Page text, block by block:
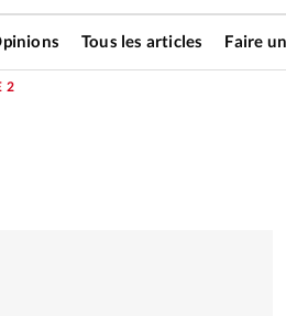
Tous les articles Faire
2